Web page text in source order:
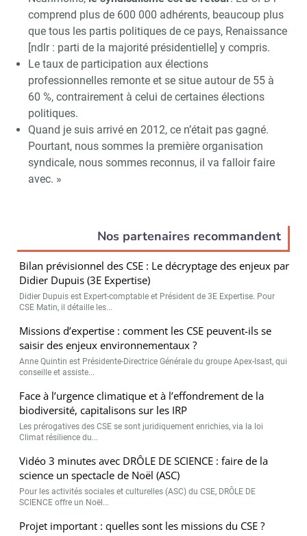
comprend plus de 600 000 adhérents, beaucoup plus
que tous les partis politiques de ce pays, Renaissance
[ndlr : parti de la majorité présidentielle] y compris.
Le taux de participation aux élections
professionnelles remonte et se situe autour de 55 à
60 %, contrairement à celui de certaines élections
politiques.
Quand je suis arrivé en 2012, ce n’était pas gagné.
Pourtant, nous sommes la première organisation
syndicale, nous sommes reconnus, il va falloir faire
avec. »
Nos partenaires recommandent
Bilan prévisionnel des CSE : Le décryptage des enjeux par
Didier Dupuis (3E Expertise)
Didier Dupuis est Expert-comptable et Président de 3E Expertise. Pour
CSE Matin, il détaille les...
Missions d’expertise : comment les CSE peuvent-ils se
saisir des enjeux environnementaux ?
Anne Quintin est Présidente-Directrice Générale du groupe Apex-Isast, qui
conseille et assiste...
Face à l’urgence climatique et à l’effondrement de la
biodiversité, capitalisons sur les IRP
Les prérogatives des CSE se sont juridiquement enrichies, via la loi
Climat résilience du...
Vidéo 3 minutes avec DRÔLE DE SCIENCE : faire de la
science un spectacle de Noël (ASC)
Pour les activités sociales et culturelles (ASC) du CSE, DRÔLE DE
SCIENCE offre un Noël...
Projet important : quelles sont les missions du CSE ?
Valider
Non merci, je reçois déjà
!
Je déciderai plus
tard